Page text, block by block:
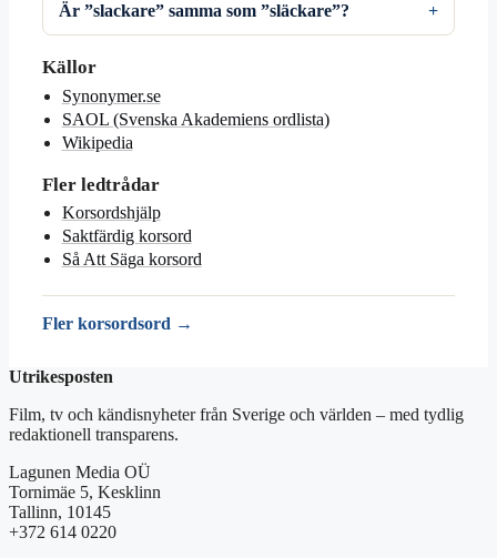
Är ”slackare” samma som ”släckare”?
Källor
Synonymer.se
SAOL (Svenska Akademiens ordlista)
Wikipedia
Fler ledtrådar
Korsordshjälp
Saktfärdig korsord
Så Att Säga korsord
Fler korsordsord →
Utrikesposten
Film, tv och kändisnyheter från Sverige och världen – med tydlig
redaktionell transparens.
Lagunen Media OÜ
Tornimäe 5, Kesklinn
Tallinn, 10145
+372 614 0220